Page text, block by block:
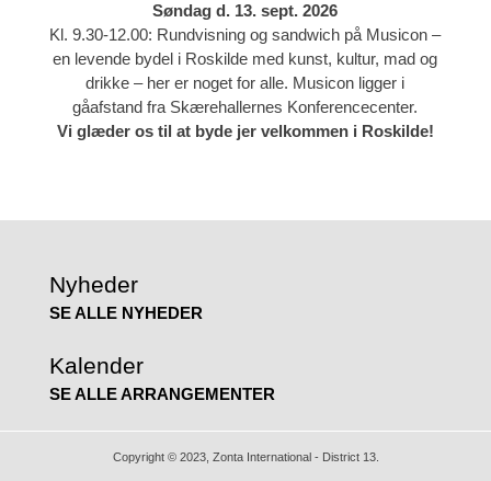
Søndag d. 13. sept. 2026
Kl. 9.30-12.00: Rundvisning og sandwich på Musicon –
en levende bydel i Roskilde med kunst, kultur, mad og
drikke – her er noget for alle. Musicon ligger i
gåafstand fra Skærehallernes Konferencecenter.
Vi glæder os til at byde jer velkommen i Roskilde!
Nyheder
SE ALLE NYHEDER
Kalender
SE ALLE ARRANGEMENTER
Copyright © 2023, Zonta International - District 13.